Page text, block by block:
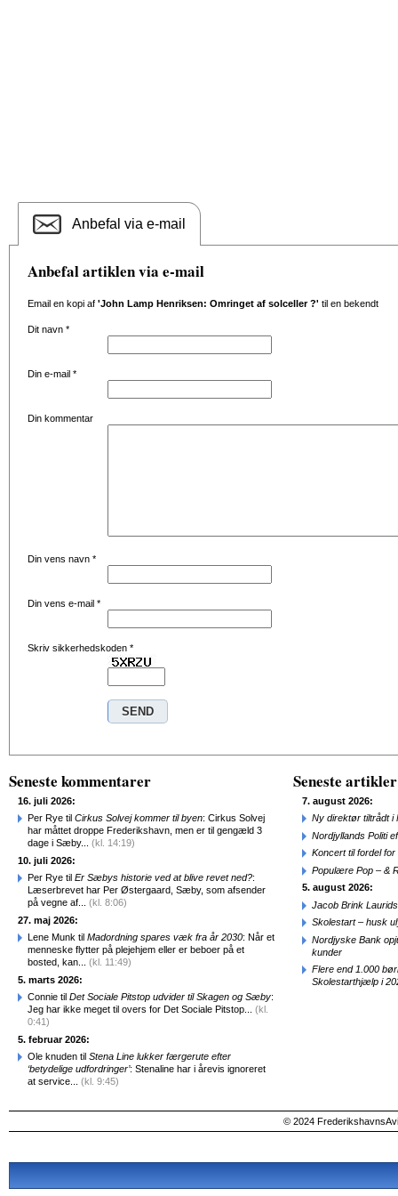
Anbefal via e-mail
Anbefal artiklen via e-mail
Email en kopi af 'John Lamp Henriksen: Omringet af solceller ?' til en bekendt
Dit navn *
Din e-mail *
Din kommentar
Din vens navn *
Din vens e-mail *
Skriv sikkerhedskoden *
Seneste kommentarer
16. juli 2026:
Per Rye til Cirkus Solvej kommer til byen: Cirkus Solvej
har måttet droppe Frederikshavn, men er til gengæld 3
dage i Sæby... (kl. 14:19)
10. juli 2026:
Per Rye til Er Sæbys historie ved at blive revet ned?:
Læserbrevet har Per Østergaard, Sæby, som afsender
på vegne af... (kl. 8:06)
27. maj 2026:
Lene Munk til Madordning spares væk fra år 2030: Når et
menneske flytter på plejehjem eller er beboer på et
bosted, kan... (kl. 11:49)
5. marts 2026:
Connie til Det Sociale Pitstop udvider til Skagen og Sæby:
Jeg har ikke meget til overs for Det Sociale Pitstop... (kl.
0:41)
5. februar 2026:
Ole knuden til Stena Line lukker færgerute efter
‘betydelige udfordringer’: Stenaline har i årevis ignoreret
at service... (kl. 9:45)
Seneste artikler
7. august 2026:
Ny direktør tiltrådt i
Nordjyllands Politi
Koncert til fordel
Populære Pop – &
5. august 2026:
Jacob Brink
Skolestart – husk
Nordjyske Bank
kunder
Flere end 1.000
Skolestarthjælp i
© 2024